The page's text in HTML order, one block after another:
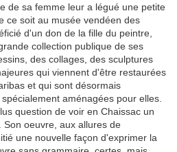
de sa femme leur a légué une petite
ce soit au musée vendéen des
d'un don de la fille du peintre,
collection publique de ses
des collages, des sculptures
qui viennent d'être restaurées
et qui sont désormais
aménagées pour elles.
question de voir en Chaissac un
Son oeuvre, aux allures de
une nouvelle façon d'exprimer la